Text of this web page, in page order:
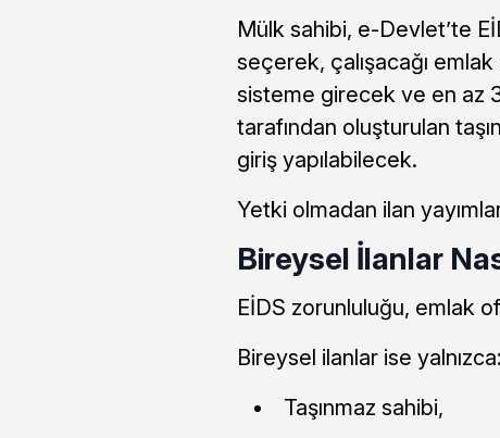
Mülk sahibi, e-Devlet’te
seçerek, çalışacağı emlak
sisteme girecek ve en az
tarafından oluşturulan
giriş yapılabilecek.
Yetki olmadan ilan
Bireysel İlanlar
EİDS zorunluluğu, emlak
Bireysel ilanlar ise yalnızca:
Taşınmaz sahibi,